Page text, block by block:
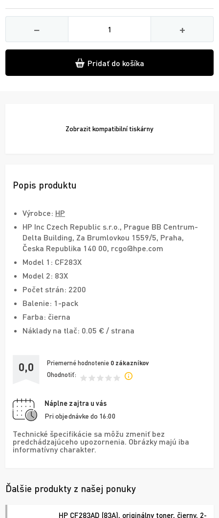
−
Množství
+
Pridať do košíka
Zobrazit kompatibilní tiskárny
Popis produktu
Výrobce: HP
HP Inc Czech Republic s.r.o., Prague BB Centrum-
Delta Building, Za Brumlovkou 1559/5, Praha,
Česka Republika 140 00, rcgo@hpe.com
Model 1: CF283X
Model 2: 83X
Počet strán: 2200
Balenie: 1-pack
Farba: čierna
Náklady na tlač: 0.05 € / strana
0,0 Priemerné hodnotenie 0 zákazníkov
Ohodnotiť:
Náplne zajtra u vás
Pri objednávke do 16:00
Technické špecifikácie sa môžu zmeniť bez
predchádzajúceho upozornenia. Obrázky majú iba
informatívny charakter.
Ďalšie produkty z našej ponuky
HP CF283AD (83A), originálny toner, čierny, 2-